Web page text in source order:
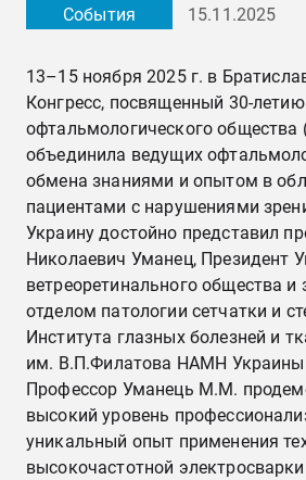
События 15.11.2025
13–15 ноября 2025 г. в
Конгресс, посвященный 30-
офтальмологического общества
объединила ведущих
обмена знаниями и опытом в
пациентами с нарушениями
Украину достойно представил
Николаевич Уманец, Президент
ветреоретинального общества
отделом патологии сетчатки и
Института глазных болезней и
им. В.П.Филатова НАМН
Профессор Уманець М.М.
высокий уровень
уникальный опыт применения
высокочастотной